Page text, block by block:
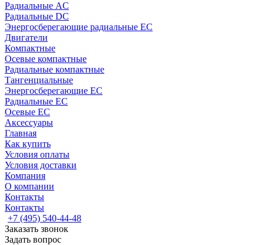
Радиальные AC
Радиальные DC
Энергосберегающие радиальные EC
Двигатели
Компактные
Осевые компактные
Радиальные компактные
Тангенциальные
Энергосберегающие EC
Радиальные EC
Осевые EC
Аксессуары
Главная
Как купить
Условия оплаты
Условия доставки
Компания
О компании
Контакты
Контакты
+7 (495) 540-44-48
Заказать звонок
Задать вопрос